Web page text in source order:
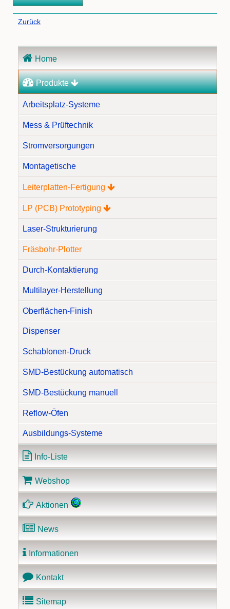
Zurück
überspringen
Home
Produkte
Arbeitsplatz-Systeme
Mess & Prüftechnik
Stromversorgungen
Montagetische
Leiterplatten-Fertigung
LP (PCB) Prototyping
Laser-Strukturierung
Fräsbohr-Plotter
Durch-Kontaktierung
Multilayer-Herstellung
Oberflächen-Finish
Dispenser
Schablonen-Druck
SMD-Bestückung automatisch
SMD-Bestückung manuell
Reflow-Öfen
Ausbildungs-Systeme
Info-Liste
Webshop
Aktionen
News
Informationen
Kontakt
Sitemap